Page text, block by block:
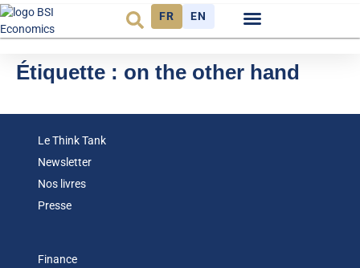
FR EN
Étiquette : on the other hand
Le Think Tank
Newsletter
Nos livres
Presse
Finance